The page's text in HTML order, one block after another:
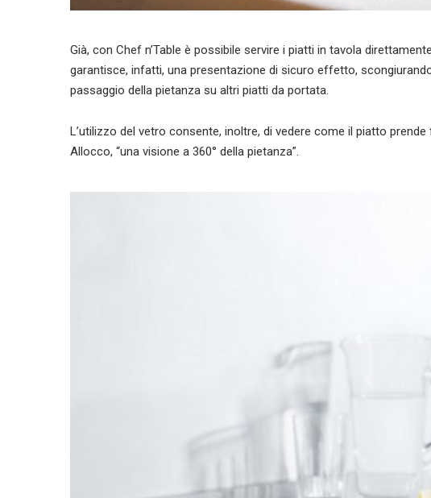
Già, con Chef n’Table è possibile servire i piatti in tavola
garantisce, infatti, una presentazione di sicuro effetto,
passaggio della pietanza su altri piatti da portata.
L’utilizzo del vetro consente, inoltre, di vedere come il piatto
Allocco, “una visione a 360° della pietanza”.